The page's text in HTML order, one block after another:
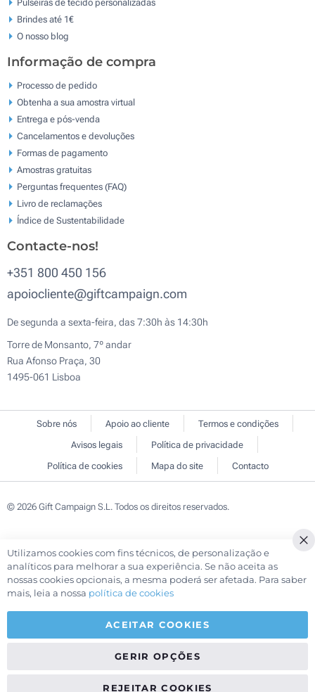
Brindes até 1€
O nosso blog
Informação de compra
Processo de pedido
Obtenha a sua amostra virtual
Entrega e pós-venda
Cancelamentos e devoluções
Formas de pagamento
Amostras gratuitas
Perguntas frequentes (FAQ)
Livro de reclamaçōes
Índice de Sustentabilidade
Contacte-nos!
+351 800 450 156
apoiocliente@giftcampaign.com
De segunda a sexta-feira, das 7:30h às 14:30h
Torre de Monsanto, 7º andar
Rua Afonso Praça, 30
1495-061 Lisboa
Sobre nós Apoio ao cliente
Termos e condições
Avisos legais
Política de privacidade
Política de cookies
Mapa do site Contacto
© 2026 Gift Campaign S.L. Todos os direitos reservados.
Utilizamos cookies com fins técnicos, de personalização e
analíticos para melhorar a sua experiência. Se não aceita as
nossas cookies opcionais, a mesma poderá ser afetada. Para saber
mais, leia a nossa política de cookies
ACEITAR COOKIES
GERIR OPÇÕES
REJEITAR COOKIES